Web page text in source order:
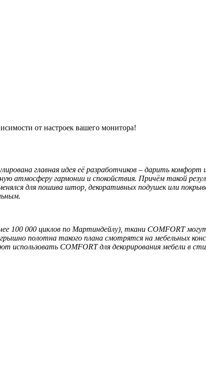
от настроек вашего монитора!
главная идея её разработчиков – дарить
атмосферу гармонии и спокойствия. Причём такой
для пошива штор, декоративных подушек или
100 000 циклов по Мартиндейлу), ткани COMFORT
полотна такого плана смотрятся на мебельных
использовать COMFORT для декорирования мебели в